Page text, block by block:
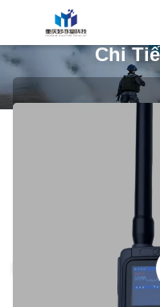
Chi